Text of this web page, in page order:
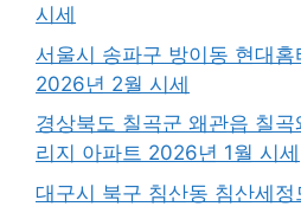
시세
서울시 송파구 방이동 현대홈
2026년 2월 시세
경상북도 칠곡군 왜관읍 칠
리지 아파트 2026년 1월 시세
대구시 북구 침산동 침산세정